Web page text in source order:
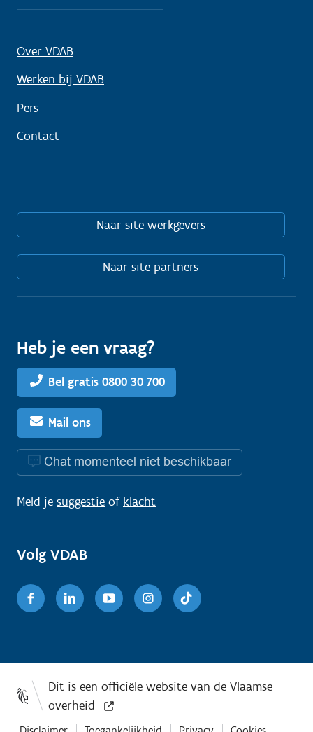
Over VDAB
Werken bij VDAB
Pers
Contact
Naar site werkgevers
Naar site partners
Heb je een vraag?
Bel gratis 0800 30 700
Mail ons
Chat momenteel niet beschikbaar
Meld je suggestie of klacht
Volg VDAB
FacebookLinkedinYoutubeInstagram